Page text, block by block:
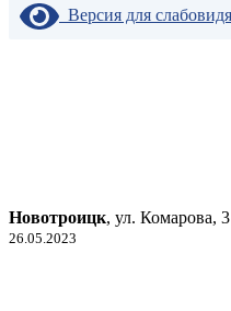
Версия для
Новотроицк, ул. Комарова, 3
26.05.2023